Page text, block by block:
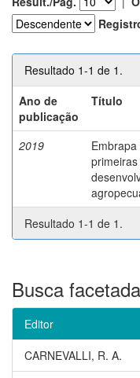
Resultado 1-1 de 1.
Ano de
publicação
Título
2019
Resultado 1-1 de 1.
Busca facetada
Editor
CARNEVALLI, R. A.